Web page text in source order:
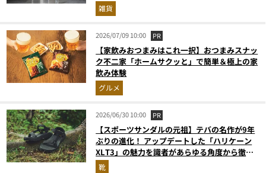
雑貨
2026/07/09 10:00 PR
【家飲みおつまみはこれ一択】おつまみスナッ
ク不二家「ホームサクッと」で簡単＆極上の家
飲み体験
グルメ
2026/06/30 10:00 PR
【スポーツサンダルの元祖】テバの名作が9年
ぶりの進化！ アップデートした「ハリケーン
XLT3」の魅力を識者があらゆる角度から徹底
解説！
靴